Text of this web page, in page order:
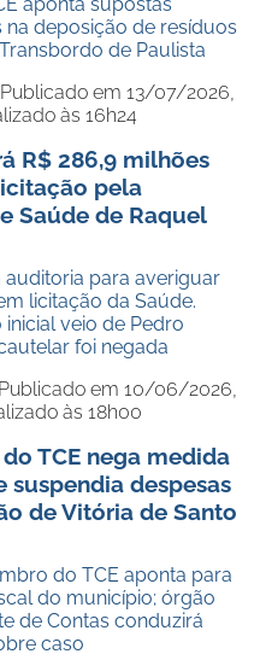
na deposição de resíduos
de Paulista
Publicado em 13/07/2026,
às 16h24
R$ 286,9 milhões
pela
Saúde de Raquel
auditoria para averiguar
licitação da Saúde.
inicial veio de Pedro
foi negada
Publicado em 10/06/2026,
às 18h00
TCE nega medida
suspendia despesas
de Vitória de Santo
do TCE aponta para
do município; órgão
de Contas conduzirá
caso